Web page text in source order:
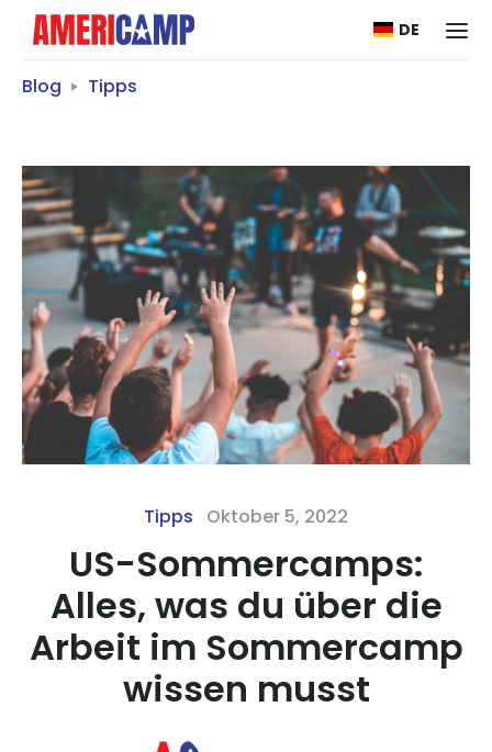
DE
Blog Tipps
Tipps Oktober 5, 2022
US-Sommercamps:
Alles, was du über die
Arbeit im Sommercamp
wissen musst